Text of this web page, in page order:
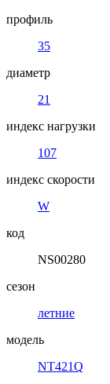
профиль
35
диаметр
21
индекс нагрузки
107
индекс скорости
W
код
NS00280
сезон
летние
модель
NT421Q